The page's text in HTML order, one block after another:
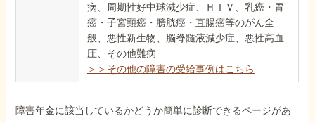
病、周期性好中球減少症、ＨＩＶ、乳癌・胃
癌・子宮頸癌・膀胱癌・直腸癌等のがん全
般、悪性新生物、脳脊髄液減少症、悪性高血
圧、その他難病
＞＞その他の障害の受給事例はこちら
障害年金に該当しているかどうか簡単に診断できるページがあ